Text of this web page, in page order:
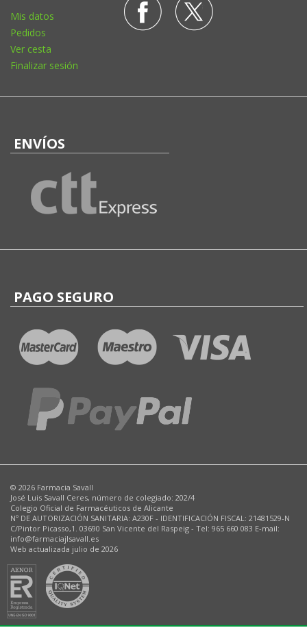
Mis datos
Pedidos
Ver cesta
Finalizar sesión
ENVÍOS
PAGO SEGURO
© 2026 Farmacia Savall
José Luis Savall Ceres, número de colegiado: 202/4
Colegio Oficial de Farmacéuticos de Alicante
Nº DE AUTORIZACIÓN SANITARIA: A230F - IDENTIFICACIÓN FISCAL: 21481529-N
C/Pintor Picasso,1. 03690 San Vicente del Raspeig - Tel: 965 660 083 E-mail:
info@farmaciajlsavall.es
Web actualizada julio de 2026